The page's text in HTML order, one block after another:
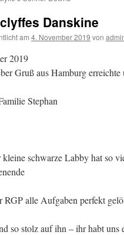
Danskine
am 4. November 2019 von
2019
Gruß aus Hamburg erreichte
Stephan
kleine schwarze Labby hat so
RGP alle Aufgaben perfekt
so stolz auf ihn – ihr habt uns